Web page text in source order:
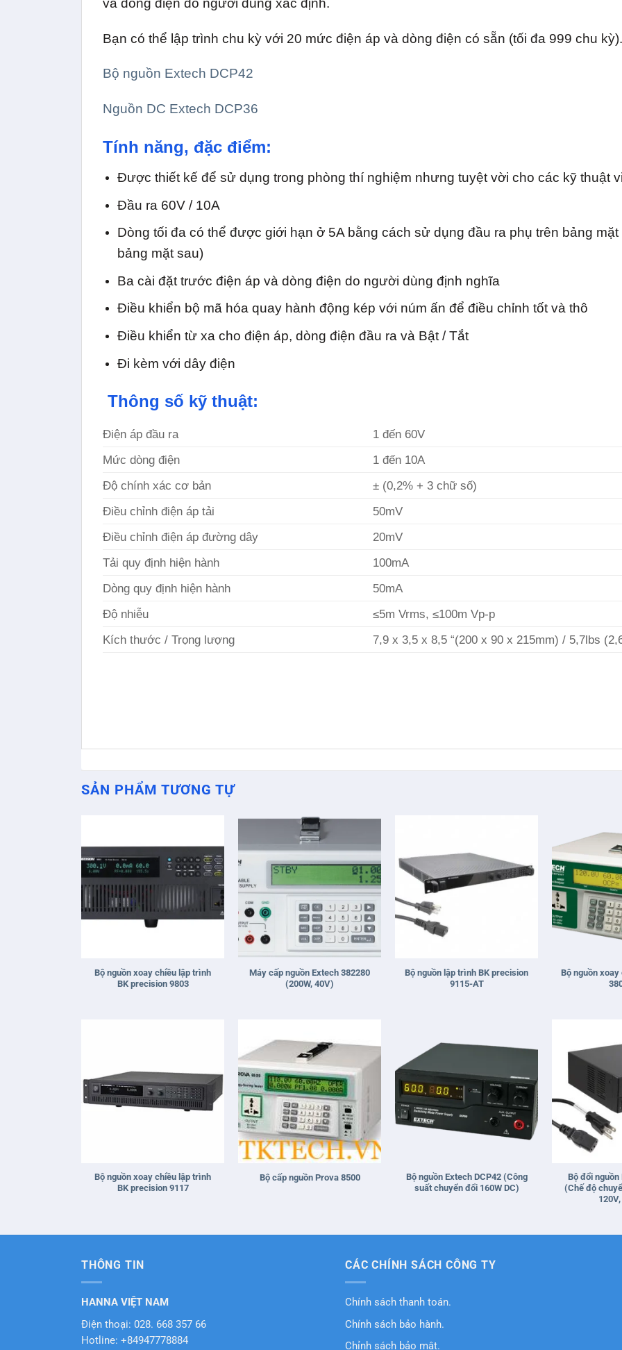
và dòng điện do người dùng xác định.
Bạn có thể lập trình chu kỳ với 20 mức điện áp và dòng điện có sẵn (tối đa 999 chu kỳ).
Bộ nguồn Extech DCP42
Nguồn DC Extech DCP36
Tính năng, đặc điểm:
Được thiết kế để sử dụng trong phòng thí nghiệm nhưng tuyệt vời cho các kỹ thuật
Đầu ra 60V / 10A
Dòng tối đa có thể được giới hạn ở 5A bằng cách sử dụng đầu ra phụ trên bảng
bảng mặt sau)
Ba cài đặt trước điện áp và dòng điện do người dùng định nghĩa
Điều khiển bộ mã hóa quay hành động kép với núm ấn để điều chỉnh tốt và thô
Điều khiển từ xa cho điện áp, dòng điện đầu ra và Bật / Tắt
Đi kèm với dây điện
Thông số kỹ thuật:
Điện áp đầu ra
1 đến 60V
Mức dòng điện
1 đến 10A
Độ chính xác cơ bản
± (0,2% + 3 chữ số)
Điều chỉnh điện áp tải
50mV
Điều chỉnh điện áp đường dây
20mV
Tải quy định hiện hành
100mA
Dòng quy định hiện hành
50mA
Độ nhiễu
≤5m Vrms, ≤100m Vp-p
Kích thước / Trọng lượng
7,9 x 3,5 x 8,5 “(200 x 90 x 215mm) / 5,7lbs
SẢN PHẨM TƯƠNG TỰ
Bộ nguồn xoay chiều lập trình
BK precision 9803
Máy cấp nguồn Extech 382280
(200W, 40V)
Bộ nguồn lập trình BK precision
9115-AT
Bộ nguồn
Bộ nguồn xoay chiều lập trình
BK precision 9117
+
Bộ cấp nguồn Prova 8500
Bộ nguồn Extech DCP42 (Công
suất chuyển đổi 160W DC)
Bộ đổi nguồn
(Chế độ
THÔNG TIN
HANNA VIỆT NAM
Điện thoại: 028. 668 357 66
Hotline: +84947778884
CÁC CHÍNH SÁCH CÔNG TY
Chính sách thanh toán.
Chính sách bảo hành.
Chỉnh sách bảo mật.